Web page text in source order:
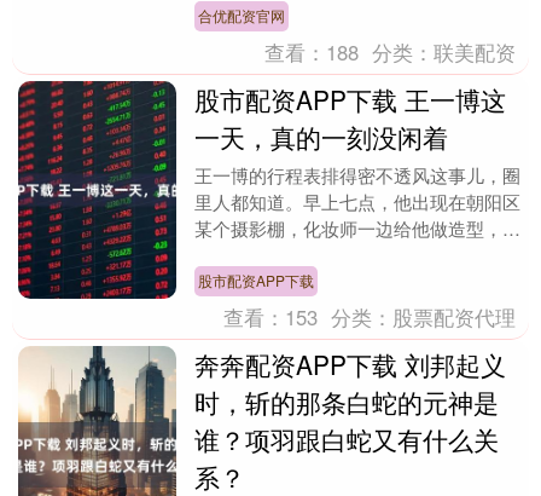
到与一位长发美....
合优配资官网
查看： 188 分类：联美配资
股市配资APP下载 王一博这
一天，真的一刻没闲着
王一博的行程表排得密不透风这事儿，圈
里人都知道。早上七点，他出现在朝阳区
某个摄影棚，化妆师一边给他做造型，他
个护肤品牌的拍摄....
股市配资APP下载
查看： 153 分类： 股票配资代理
奔奔配资APP下载 刘邦起义
时，斩的那条白蛇的元神是
谁？项羽跟白蛇又有什么关
系？